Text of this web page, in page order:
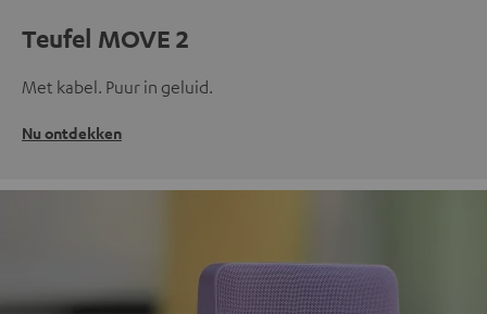
Teufel MOVE 2
Met kabel. Puur in geluid.
Nu ontdekken